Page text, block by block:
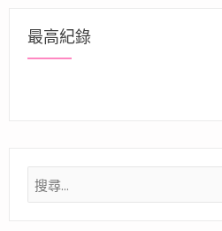
最高紀錄
搜
尋